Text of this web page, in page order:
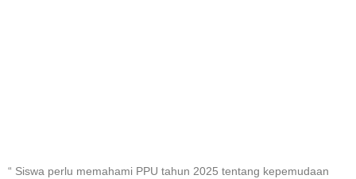
“ Siswa perlu memahami PPU tahun 2025 tentang kepemudaan